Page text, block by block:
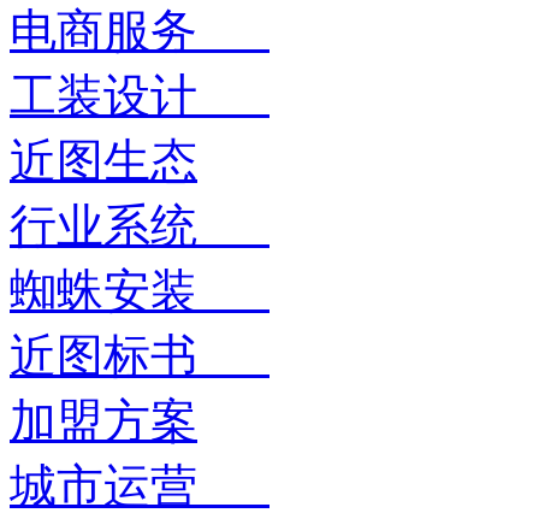
电商服务
工装设计
近图生态
行业系统
蜘蛛安装
近图标书
加盟方案
城市运营